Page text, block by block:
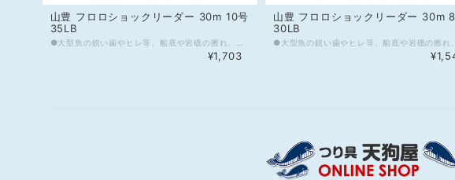
山豊 フロロショックリーダー 30m 10号
35LB
¥1,703
山豊 フロロショックリーダー 30m
30LB